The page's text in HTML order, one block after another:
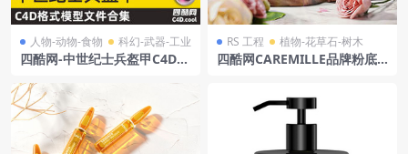
人物-动物-食物 科幻-武器-工业
四酷网-中世纪士兵盔甲C4D模
RS 工程 植物-花草石-树木
四酷网CAREMILLE品牌粉底